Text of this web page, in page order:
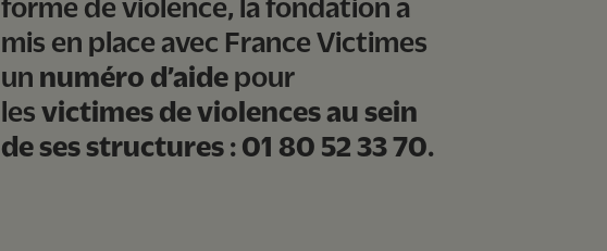
forme de violence, la fondation a
mis en place avec France Victimes
un numéro d’aide pour
lesvictimes de violences au sein
de ses structures : 01 80 52 33 70.